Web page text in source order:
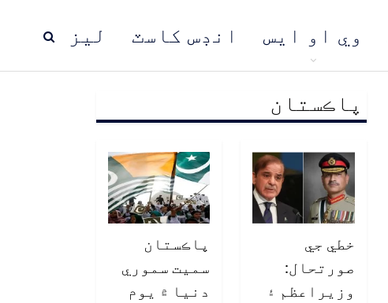
ليز انڊس کاسٽ وي او ايس
پاڪستان مُنڍ
پاڪستان
خطي جي
صورتحال:
وزيراعظم ۽
پاڪستان
سميت سموري
دنيا ۾ يوم